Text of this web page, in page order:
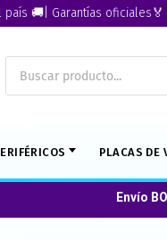
🚚| Garantías oficiales🏅
PLACAS DE
Envío